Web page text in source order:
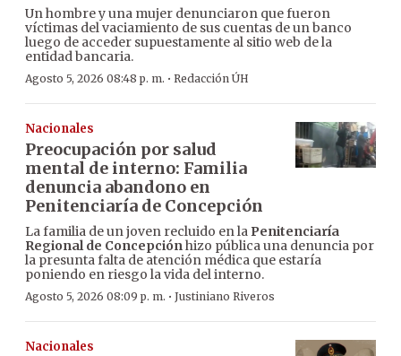
Un hombre y una mujer denunciaron que fueron
víctimas del vaciamiento de sus cuentas de un banco
luego de acceder supuestamente al sitio web de la
entidad bancaria.
Agosto 5, 2026 08:48 p. m. · Redacción ÚH
Nacionales
Preocupación por salud
mental de interno: Familia
denuncia abandono en
Penitenciaría de Concepción
La familia de un joven recluido en la Penitenciaría
Regional de Concepciónhizo pública una denuncia por
la presunta falta de atención médica que estaría
poniendo en riesgo la vida del interno.
Agosto 5, 2026 08:09 p. m. · Justiniano Riveros
Nacionales